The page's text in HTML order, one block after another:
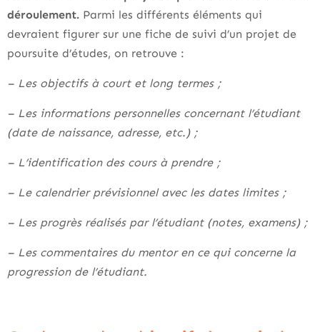
déroulement. Parmi les différents éléments qui
devraient figurer sur une fiche de suivi d’un projet de
poursuite d’études, on retrouve :
– Les objectifs à court et long termes ;
– Les informations personnelles concernant l’étudiant
(date de naissance, adresse, etc.) ;
– L’identification des cours à prendre ;
– Le calendrier prévisionnel avec les dates limites ;
– Les progrès réalisés par l’étudiant (notes, examens) ;
– Les commentaires du mentor en ce qui concerne la
progression de l’étudiant.